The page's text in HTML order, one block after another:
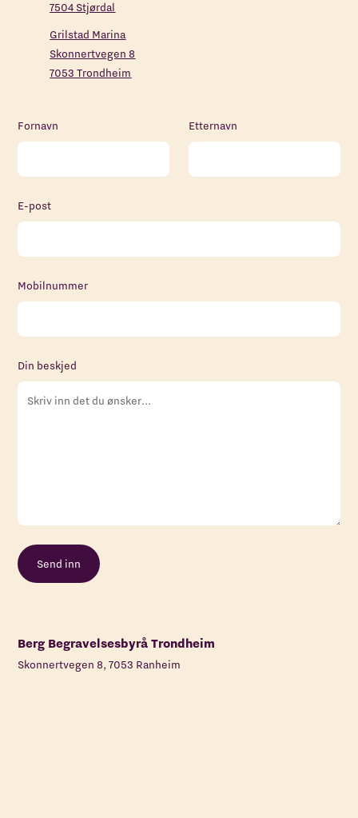
7504 Stjørdal
Grilstad Marina
Skonnertvegen 8
7053 Trondheim
Fornavn Etternavn
E-post
Mobilnummer
Din beskjed
Berg Begravelsesbyrå Trondheim
Skonnertvegen 8, 7053 Ranheim